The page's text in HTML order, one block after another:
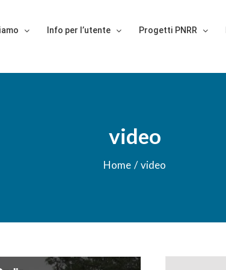
Info per l’utente Progetti PNRR
video
Home / video